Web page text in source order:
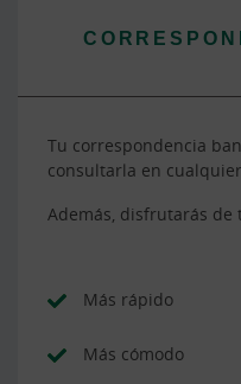
Tu correspondencia
consultarla en
Además, disfrutarás de
Más rápido
Más cómodo